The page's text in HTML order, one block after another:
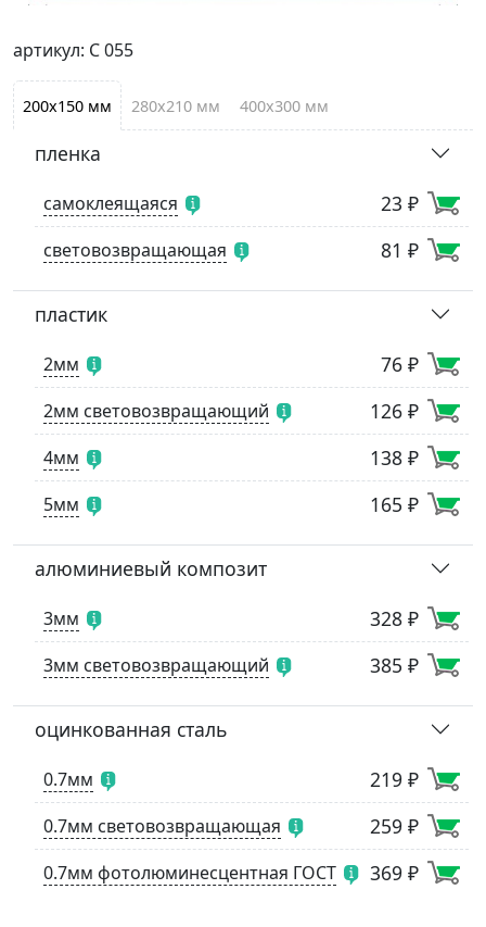
артикул: С 055
200х150 мм 280х210 мм 400х300 мм
пленка
самоклеящаяся 23 ₽
световозвращающая 81 ₽
пластик
2мм 76 ₽
2мм световозвращающий 126 ₽
4мм 138 ₽
5мм 165 ₽
алюминиевый композит
3мм 328 ₽
3мм световозвращающий 385 ₽
оцинкованная сталь
0.7мм 219 ₽
0.7мм световозвращающая 259 ₽
0.7мм фотолюминесцентная ГОСТ 369 ₽